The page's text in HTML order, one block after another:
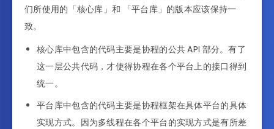
们所使用的「核心库」和 「平台库」的版本应该保持一
致。
核心库中包含的代码主要是协程的公共 API 部分。有了
这一层公共代码，才使得协程在各个平台上的接口得到
统一。
平台库中包含的代码主要是协程框架在具体平台的具体
实现方式。因为多线程在各个平台的实现方式是有所差